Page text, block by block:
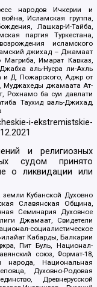
народов Ичкерии и
Исламская группа,
Лашкар-И-Тайба,
партия Туркестана,
исламского
джихад – Джамаат
Имарат Кавказ,
аль-Нусра ли-Ахль
Д. Пожарского, Аджр от
Муджахеды джамаата Ат-
Рохнамо ба суи давлати
Таухид валь-Джихад,
i-ekstremistskie-
и религиозных
судом принято
о ликвидации или
Кубанской Духовно
Славянская Община,
Семинария Духовное
Джамаат, Свидетели
социалистическое
Кабарды, Балкарии
Пит Буль, Национал-
союз, Формат-18,
Национальная
Духовно-Родовая
Древнерусской